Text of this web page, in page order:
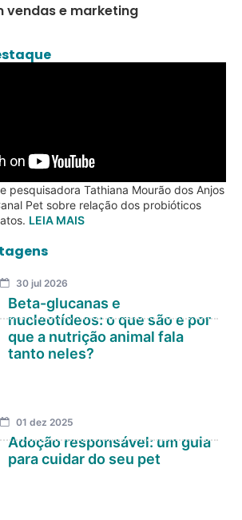
vendas e marketing
pesquisadora Tathiana Mourão dos Anjos
Pet sobre relação dos probióticos
LEIA MAIS
30 jul 2026
Beta-glucanas e
nucleotídeos: o que são e por
que a nutrição animal fala
tanto neles?
01 dez 2025
Adoção responsável: um guia
para cuidar do seu pet